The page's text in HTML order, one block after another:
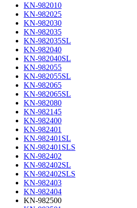
KN-982010
KN-982025
KN-982030
KN-982035
KN-982035SL
KN-982040
KN-982040SL
KN-982055
KN-982055SL
KN-982065
KN-982065SL
KN-982080
KN-982145
KN-982400
KN-982401
KN-982401SL
KN-982401SLS
KN-982402
KN-982402SL
KN-982402SLS
KN-982403
KN-982404
KN-982500